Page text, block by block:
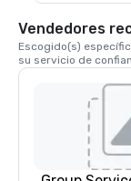
Vendedores
Escogido(s)
su servicio de